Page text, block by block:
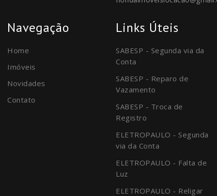
Navegação
Home
Imóveis
Novidades
Contato
Links Úteis
SABESP - Segunda via da
Conta
SABESP - Reparo de
Vazamento
SABESP - Troca de
Registro
ELETROPAULO - Segunda
via da Conta
ELETROPAULO - Falta de
Luz
ELETROPAULO - Religar